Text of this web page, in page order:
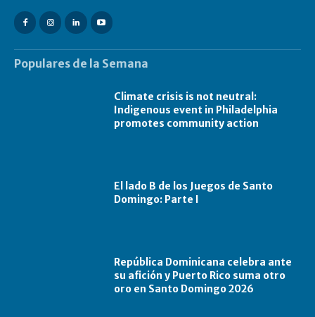
Populares de la Semana
Climate crisis is not neutral:
Indigenous event in Philadelphia
promotes community action
El lado B de los Juegos de Santo
Domingo: Parte I
República Dominicana celebra ante
su afición y Puerto Rico suma otro
oro en Santo Domingo 2026